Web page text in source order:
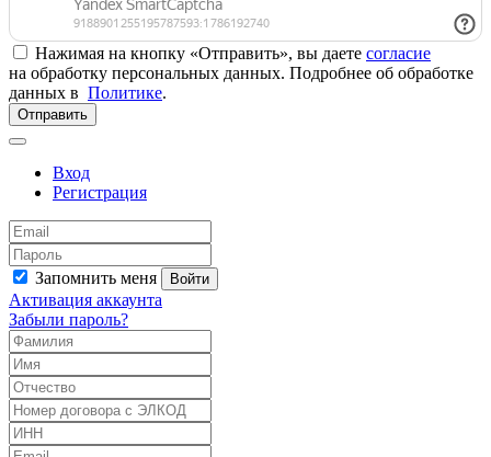
Нажимая на кнопку «Отправить», вы даете согласие
на обработку персональных данных. Подробнее об обработке
данных в Политике.
Отправить
Вход
Регистрация
Запомнить меня Войти
Активация аккаунта
Забыли пароль?